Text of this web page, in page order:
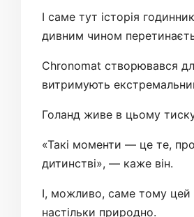
І саме тут історія
дивним чином
Chronomat створювався
витримують
Голанд живе в цьому
«Такі моменти — це те,
дитинстві», — каже він.
І, можливо, саме тому цей
настільки природно.